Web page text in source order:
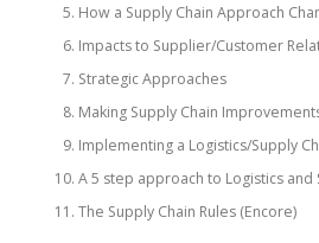
How a Supply Chain Approach
Impacts to Supplier/Customer
Strategic Approaches
Making Supply Chain
Implementing a Logistics/Supply
A 5 step approach to Logistics
The Supply Chain Rules (Encore)